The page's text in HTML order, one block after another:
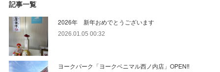
記事一覧
2026年 新年おめでとうございます
2026.01.05 00:32
ヨークパーク「ヨークベニマル西ノ内店」OPEN‼